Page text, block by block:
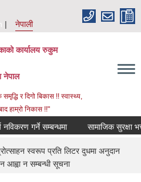
नेपाली
कार्यालय रुकुम
नेपाल
र दिगो बिकास !! स्वास्थ्य,
हाम्रो निकास !!"
गर्ने सम्बन्धमा
स्वरूप प्रति लिटर दुधमा अनुदान
आह्वा न सम्बन्धी सूचना